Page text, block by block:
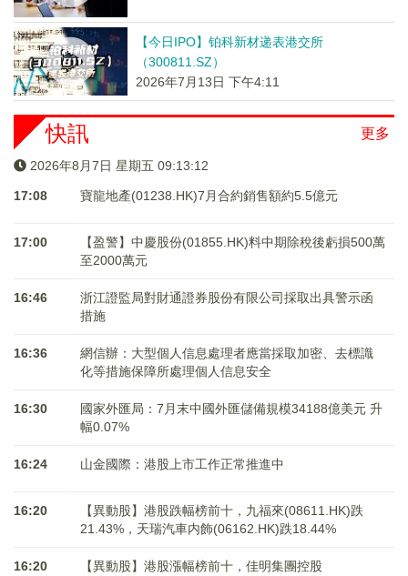
【今日IPO】铂科新材递表港交所
（300811.SZ）
2026年7月13日 下午4:11
更多
快訊
2026年8月7日 星期五 09:13:12
17:08 寶龍地產(01238.HK)7月合約銷售額約5.5億元
17:00
【盈警】中慶股份(01855.HK)料中期除稅後虧損500萬
至2000萬元
16:46
浙江證監局對財通證券股份有限公司採取出具警示函
措施
16:36
網信辦：大型個人信息處理者應當採取加密、去標識
化等措施保障所處理個人信息安全
16:30
國家外匯局：7月末中國外匯儲備規模34188億美元 升
幅0.07%
16:24 山金國際：港股上市工作正常推進中
16:20
【異動股】港股跌幅榜前十，九福來(08611.HK)跌
21.43%，天瑞汽車内飾(06162.HK)跌18.44%
16:20
【異動股】港股漲幅榜前十，佳明集團控股